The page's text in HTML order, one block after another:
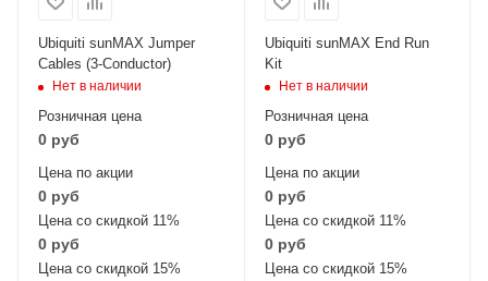
Ubiquiti sunMAX Jumper
Cables (3-Conductor)
Нет в наличии
Розничная цена
0 руб
Цена по акции
0 руб
Цена со скидкой 11%
0 руб
Цена со скидкой 15%
Ubiquiti sunMAX End Run
Kit
Нет в наличии
Розничная цена
0 руб
Цена по акции
0 руб
Цена со скидкой 11%
0 руб
Цена со скидкой 15%